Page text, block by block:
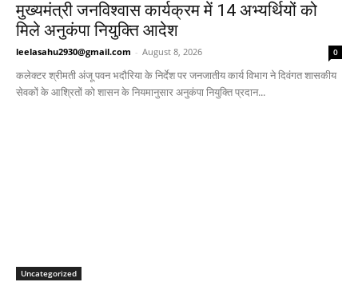
मुख्यमंत्री जनविश्वास कार्यक्रम में 14 अभ्यर्थियों को
मिले अनुकंपा नियुक्ति आदेश
leelasahu2930@gmail.com - August 8, 2026 0
कलेक्टर श्रीमती अंजू पवन भदौरिया के निर्देश पर जनजातीय कार्य विभाग ने दिवंगत शासकीय
सेवकों के आश्रितों को शासन के नियमानुसार अनुकंपा नियुक्ति प्रदान...
Uncategorized